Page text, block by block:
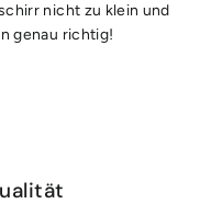
nicht zu klein und
genau richtig!